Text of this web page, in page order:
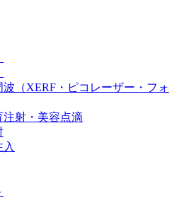
波（XERF・ピコレーザー・フォ
注射・美容点滴